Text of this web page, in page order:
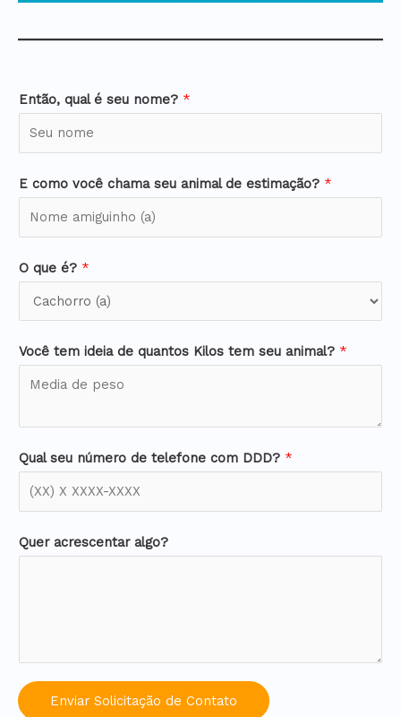
Então, qual é seu nome? *
E como você chama seu animal de estimação? *
O que é? *
Você tem ideia de quantos Kilos tem seu animal? *
Qual seu número de telefone com DDD? *
Quer acrescentar algo?
Enviar Solicitação de Contato